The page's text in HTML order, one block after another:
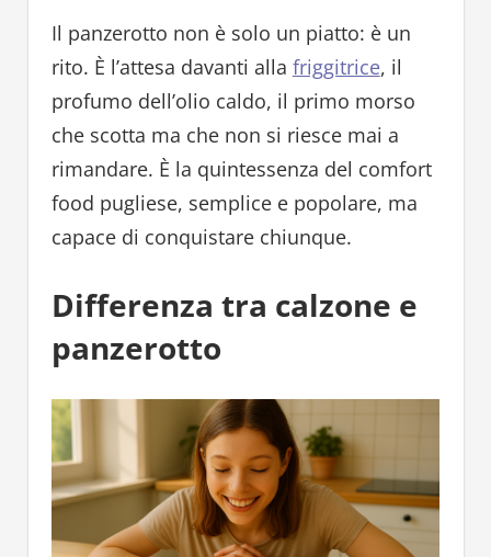
Il panzerotto non è solo un piatto: è un
rito. È l’attesa davanti alla friggitrice, il
profumo dell’olio caldo, il primo morso
che scotta ma che non si riesce mai a
rimandare. È la quintessenza del comfort
food pugliese, semplice e popolare, ma
capace di conquistare chiunque.
Differenza tra calzone e
panzerotto